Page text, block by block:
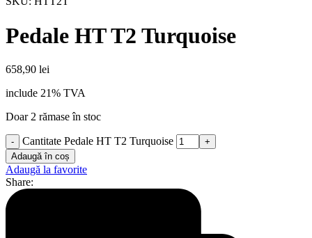
Pedale HT T2 Turquoise
658,90 lei
include 21% TVA
Doar 2 rămase în stoc
Cantitate Pedale HT T2 Turquoise
Adaugă în coș
Adaugă la favorite
Share: